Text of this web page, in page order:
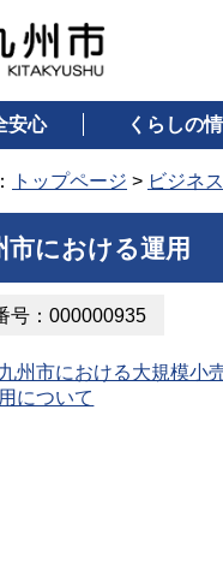
安心 くらしの
トップページ > ビジネ
市における運用
号：000000935
州市における大規模小
について